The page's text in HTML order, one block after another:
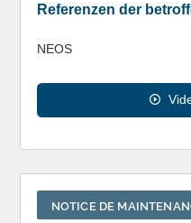
Referenzen der
NEOS
NOTICE DE